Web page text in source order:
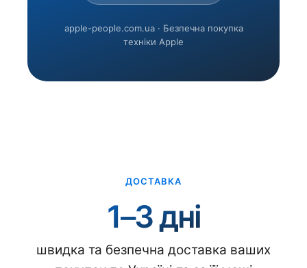
apple-people.com.ua · Безпечна покупка
техніки Apple
ДОСТАВКА
1–3 дні
швидка та безпечна доставка ваших